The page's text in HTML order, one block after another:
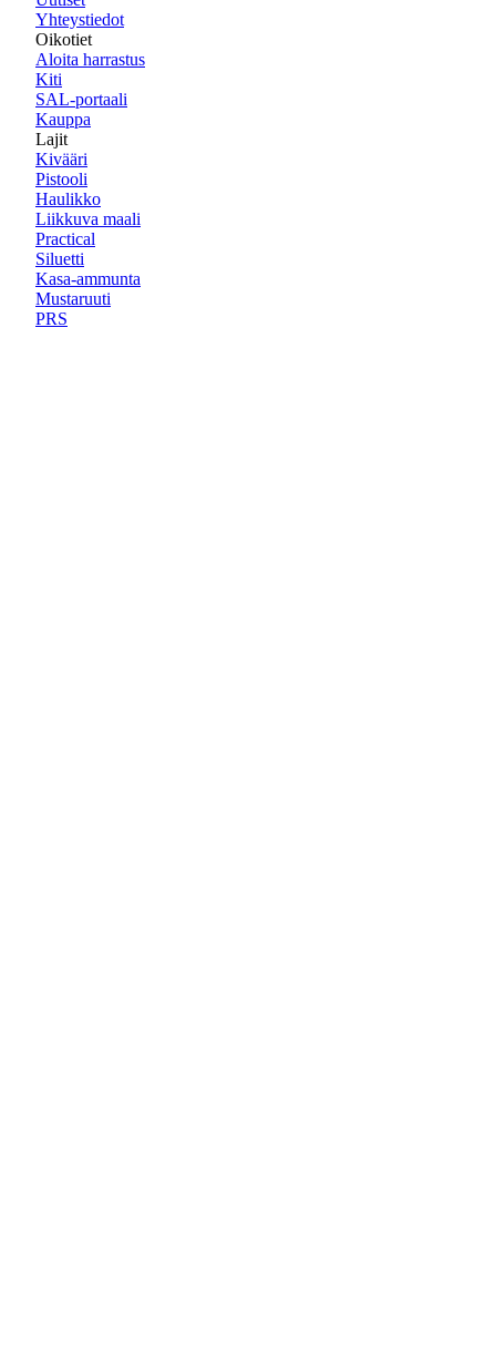
Yhteystiedot
Oikotiet
Aloita harrastus
Kiti
SAL-portaali
Kauppa
Lajit
Kivääri
Pistooli
Haulikko
Liikkuva maali
Practical
Siluetti
Kasa-ammunta
Mustaruuti
PRS